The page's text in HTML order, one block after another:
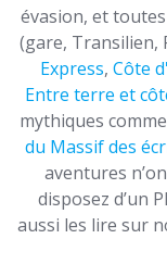
évasion, et
(gare, Transilien,
Express, Côte
Entre terre et
mythiques comme
du Massif des
aventures
disposez d’un
aussi les lire sur